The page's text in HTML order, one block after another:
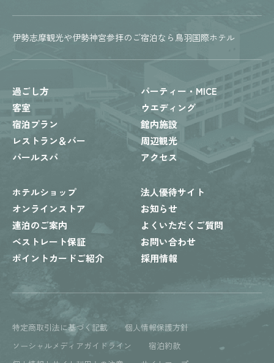
伊勢志摩観光や伊勢神宮参拝のご宿泊なら鳥羽国際ホテル
過ごし方
客室
宿泊プラン
レストラン＆バー
パールスパ
パーティー・MICE
ウエディング
館内施設
周辺観光
アクセス
ホテルショップ
オンラインストア
連泊のご案内
ベストレート保証
ポイントカードご紹介
法人優待サイト
お知らせ
よくいただくご質問
お問い合わせ
採用情報
特定商取引法に基づく記載
個人情報保護方針
ソーシャルメディアガイドライン
宿泊約款